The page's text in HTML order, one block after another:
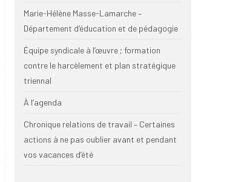
Marie-Hélène Masse-Lamarche –
Département d’éducation et de pédagogie
Équipe syndicale à l’œuvre ; formation
contre le harcèlement et plan stratégique
triennal
À l’agenda
Chronique relations de travail – Certaines
actions à ne pas oublier avant et pendant
vos vacances d’été